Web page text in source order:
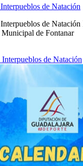
de Natación
de Natación
de Fontanar
de Natación